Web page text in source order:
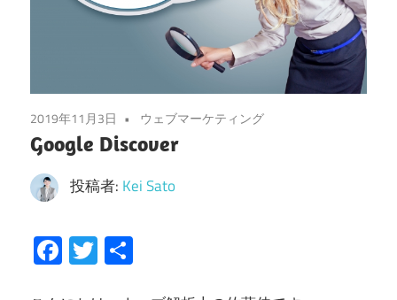
2019年11月3日 ウェブマーケティング
Google Discover
投稿者: Kei Sato
Facebook
Twitter